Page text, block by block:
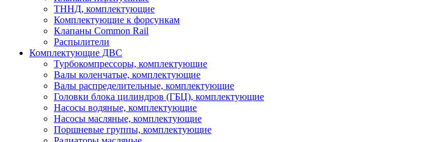
ТННД, комплектующие
Комплектующие к форсункам
Клапаны Common Rail
Распылители
Комплектующие ДВС
Турбокомпрессоры, комплектующие
Валы коленчатые, комплектующие
Валы распределительные, комплектующие
Головки блока цилиндров (ГБЦ), комплектующие
Насосы водяные, комплектующие
Насосы масляные, комплектующие
Поршневые группы, комплектующие